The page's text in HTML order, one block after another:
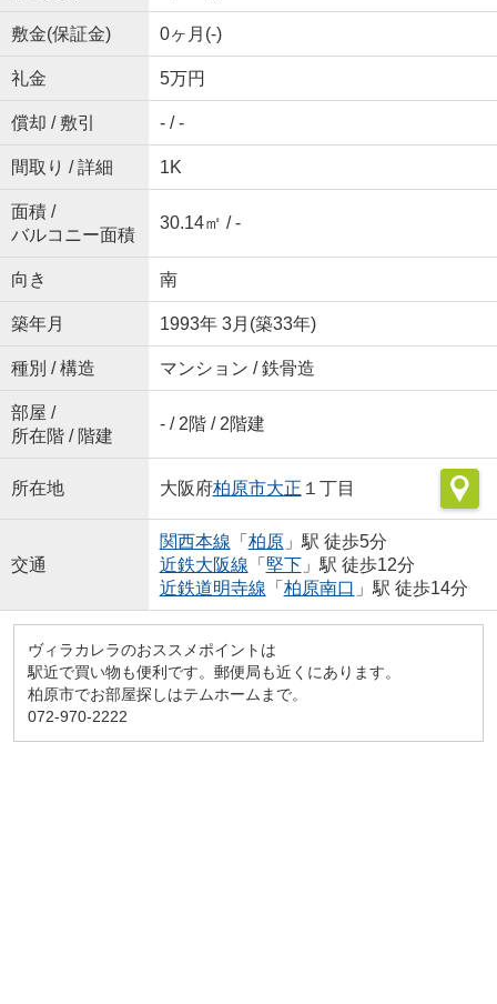
敷金(保証金) 0ヶ月(-)
礼金 5万円
償却 / 敷引 - / -
間取り / 詳細 1K
面積 /
バルコニー面積
30.14㎡ / -
向き 南
築年月 1993年 3月(築33年)
種別 / 構造 マンション / 鉄骨造
部屋 /
所在階 / 階建
- / 2階 / 2階建
所在地 大阪府柏原市大正 １丁目
交通
関西本線 「 柏原」駅 徒歩5分
近鉄大阪線 「 堅下」駅 徒歩12分
近鉄道明寺線 「 柏原南口 」駅 徒歩14分
ヴィラカレラのおススメポイントは
駅近で買い物も便利です。郵便局も近くにあります。
柏原市でお部屋探しはテムホームまで。
072-970-2222